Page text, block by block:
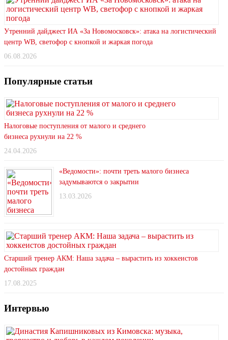
Утренний дайджест ИА «За Новомосковск»: атака на логистический
центр WB, светофор с кнопкой и жаркая погода
06.08.2026
Популярные статьи
Налоговые поступления от малого и среднего
бизнеса рухнули на 22 %
24.04.2026
«Ведомости»: почти треть малого бизнеса
задумываются о закрытии
13.03.2026
Старший тренер АКМ: Наша задача – вырастить из хоккеистов
достойных граждан
17.08.2025
Интервью